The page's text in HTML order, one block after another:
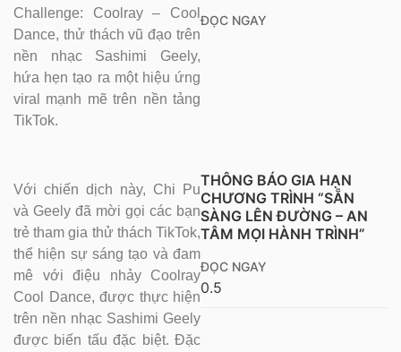
Challenge: Coolray – Cool
Dance, thử thách vũ đạo trên
nền nhạc Sashimi Geely,
hứa hẹn tạo ra một hiệu ứng
viral mạnh mẽ trên nền tảng
TikTok.
Với chiến dịch này, Chi Pu
và Geely đã mời gọi các bạn
trẻ tham gia thử thách TikTok,
thể hiện sự sáng tạo và đam
mê với điệu nhảy Coolray
Cool Dance, được thực hiện
trên nền nhạc Sashimi Geely
được biến tấu đặc biệt. Đặc
ĐỌC NGAY
THÔNG BÁO GIA HẠN
CHƯƠNG TRÌNH “SẴN
SÀNG LÊN ĐƯỜNG – AN
TÂM MỌI HÀNH TRÌNH”
ĐỌC NGAY